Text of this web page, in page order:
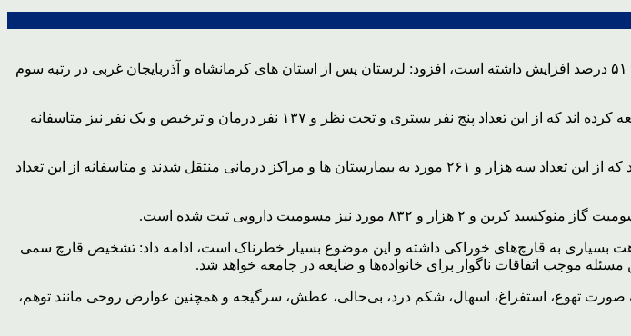
با بیان اینکه امسال میزان مسمومیت با قارچ نسبت مدت مشابه سال گذشته ۵۱ درصد افزایش داشته است، افزود: لرستان پس از استان های کرمانشاه و آذربایجان غربی در رتبه سوم
وی اظهار داشت: امسال ۱۴۳ نفر با علایم مسمومیت به مراکز درمانی و بیمارستان های استان مراجعه کرده اند که از این تعداد پنج نفر بستری و تحت نظر و ۱۳۷ نفر درمان و ترخیص و یک نفر نیز متاسفانه
رییس دانشگاه علوم پزشکی لرستان ادامه داد: سال گذشته پنج هزار و ۴۳۲ نفر دچار مسمومیت شدند که از این تعداد سه هزار و ۲۶۱ مورد به بیمارستان ها و مراکز درمانی منتقل شدند و متاسفانه از این تعداد
بسیاری به قارچ‌های خوراکی داشته و این موضوع بسیار خطرناک است، ادامه داد: تشخیص قارچ سمی
موجب اتفاقات ناگوار برای خانواده‌ها و ضایعه در جامعه خواهد شد.
وی اضافه کرد: با مصرف قارچ‌های سمی علائم مسمومیت چهار تا پنج ساعت و گاهی تا ۲۴ ساعت به صورت تهوع، استفراغ، اسهال، شکم ‎درد، بی‌حالی، عطش، سرگیجه و همچنین عوارض روحی مانند توهم،